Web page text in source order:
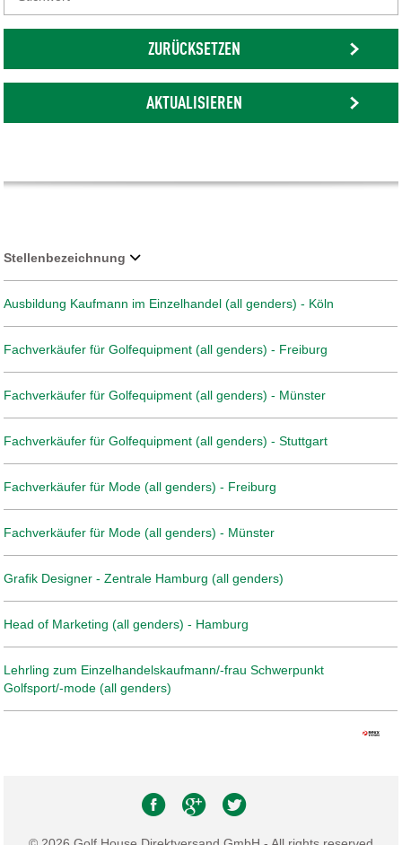
ZURÜCKSETZEN
AKTUALISIEREN
Stellenbezeichnung
Ausbildung Kaufmann im Einzelhandel (all genders) - Köln
Fachverkäufer für Golfequipment (all genders) - Freiburg
Fachverkäufer für Golfequipment (all genders) - Münster
Fachverkäufer für Golfequipment (all genders) - Stuttgart
Fachverkäufer für Mode (all genders) - Freiburg
Fachverkäufer für Mode (all genders) - Münster
Grafik Designer - Zentrale Hamburg (all genders)
Head of Marketing (all genders) - Hamburg
Lehrling zum Einzelhandelskaufmann/-frau Schwerpunkt
Golfsport/-mode (all genders)